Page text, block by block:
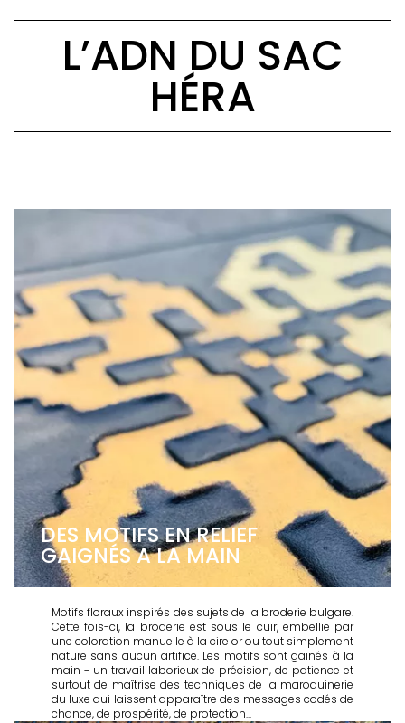
L’ADN DU SAC
HÉRA
DES MOTIFS EN RELIEF
GAIGNÉS A LA MAIN
Motifs floraux inspirés des sujets de la broderie bulgare.
Cette fois-ci, la broderie est sous le cuir, embellie par
une coloration manuelle à la cire or ou tout simplement
nature sans aucun artifice. Les motifs sont gainés à la
main - un travail laborieux de précision, de patience et
surtout de maîtrise des techniques de la maroquinerie
du luxe qui laissent apparaître des messages codés de
chance, de prospérité, de protection...